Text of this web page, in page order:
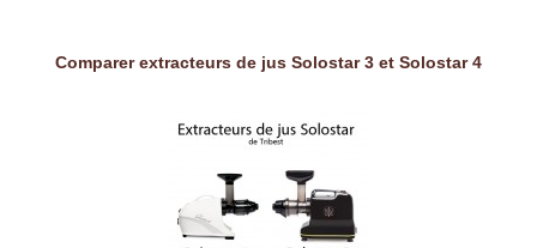
Comparer extracteurs de jus Solostar 3 et Solostar 4